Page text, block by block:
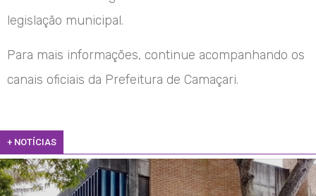
legislação municipal.
Para mais informações, continue acompanhando os
canais oficiais da Prefeitura de Camaçari.
+ NOTÍCIAS